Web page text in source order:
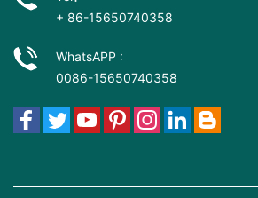
+ 86-15650740358
WhatsAPP :
0086-15650740358